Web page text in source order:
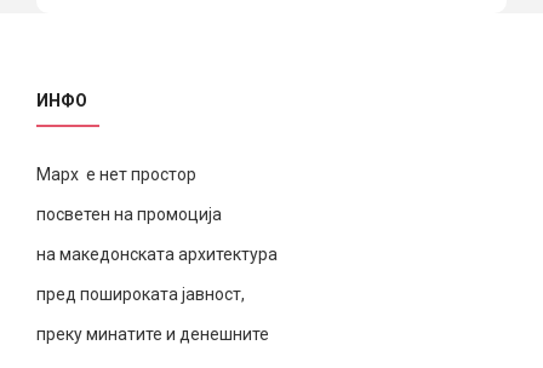
ИНФО
Марх е нет простор
посветен на промоција
на македонската архитектура
пред пошироката јавност,
преку минатите и денешните